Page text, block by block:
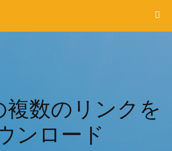
複数のリンクを
ンロード